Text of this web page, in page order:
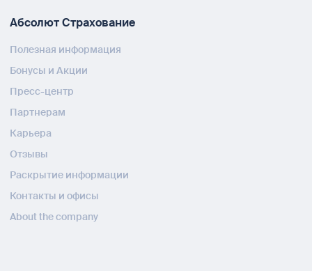
Абсолют Страхование
Полезная информация
Бонусы и Акции
Пресс-центр
Партнерам
Карьера
Отзывы
Раскрытие информации
Контакты и офисы
About the company